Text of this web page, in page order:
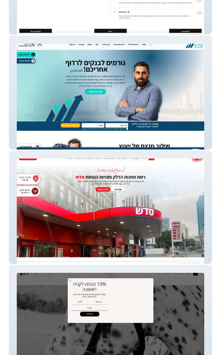
Cyfluencer
משה אלבז - מדדים
סוכני דלק ושמנים בעמ